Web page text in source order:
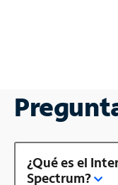
¿Qué es el
Spectrum?